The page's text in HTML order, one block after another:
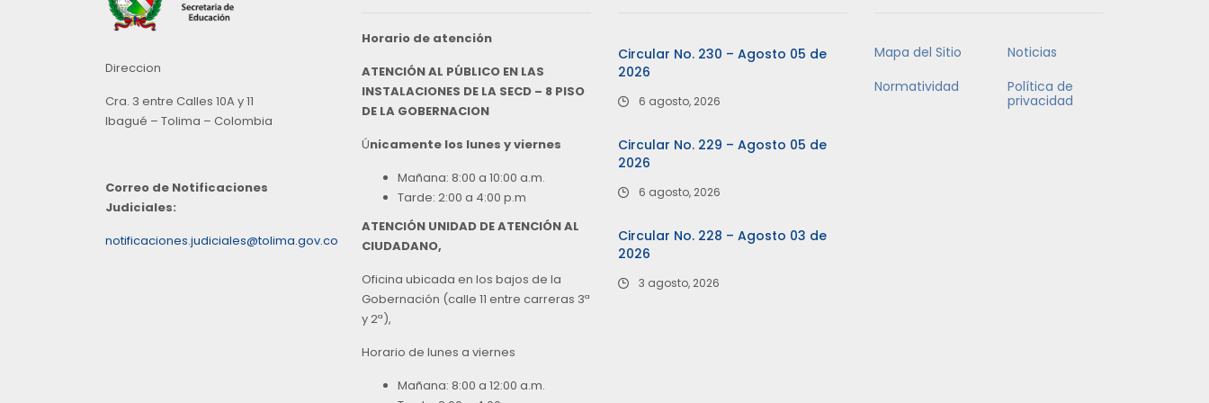
Direccion
Cra. 3 entre Calles 10A y 11
Ibagué – Tolima – Colombia
Correo de Notificaciones
Judiciales:
notificaciones.judiciales@tolima.gov.co
Horario de atención
ATENCIÓN AL PÚBLICO EN LAS
INSTALACIONES DE LA SECD – 8 PISO
DE LA GOBERNACION
Únicamente los lunes y viernes
Mañana: 8:00 a 10:00 a.m.
Tarde: 2:00 a 4:00 p.m
ATENCIÓN UNIDAD DE ATENCIÓN AL
CIUDADANO,
Oficina ubicada en los bajos de la
Gobernación (calle 11 entre carreras 3ª
y 2ª),
Horario de lunes a viernes
Mañana: 8:00 a 12:00 a.m.
Circular No. 230 – Agosto 05 de
2026
6 agosto, 2026
Circular No. 229 – Agosto 05 de
2026
6 agosto, 2026
Circular No. 228 – Agosto 03 de
2026
3 agosto, 2026
Mapa del Sitio
Noticias
Normatividad
Política de
privacidad